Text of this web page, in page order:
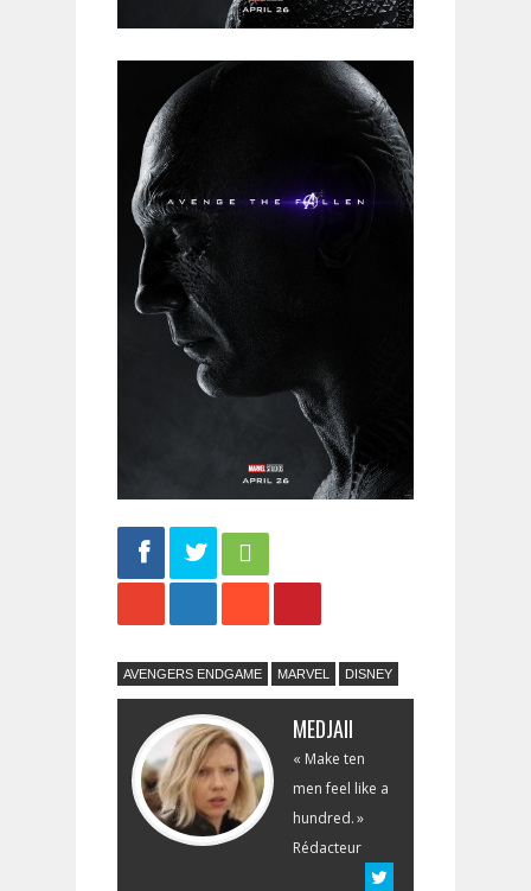
AVENGERS ENDGAME MARVEL DISNEY
MEDJAII
« Make ten
men feel like a
hundred. »
Rédacteur